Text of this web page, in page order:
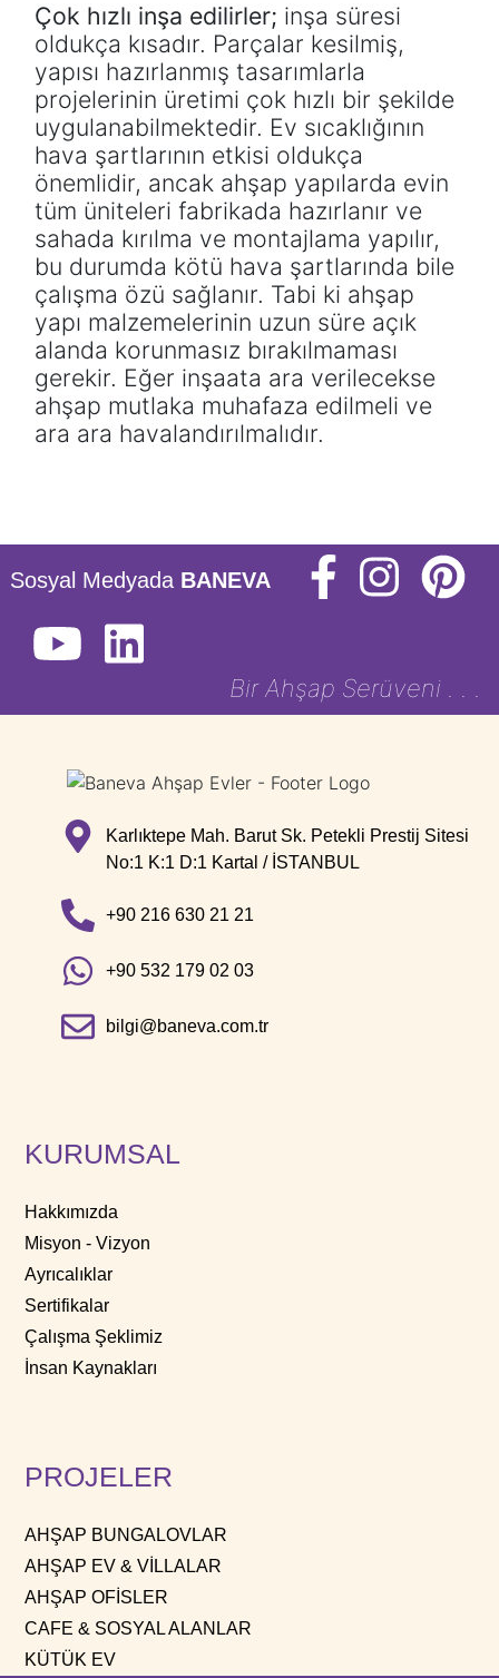
Çok hızlı inşa edilirler; inşa süresi
oldukça kısadır. Parçalar kesilmiş,
yapısı hazırlanmış tasarımlarla
projelerinin üretimi çok hızlı bir şekilde
uygulanabilmektedir. Ev sıcaklığının
hava şartlarının etkisi oldukça
önemlidir, ancak ahşap yapılarda evin
tüm üniteleri fabrikada hazırlanır ve
sahada kırılma ve montajlama yapılır,
bu durumda kötü hava şartlarında bile
çalışma özü sağlanır. Tabi ki ahşap
yapı malzemelerinin uzun süre açık
alanda korunmasız bırakılmaması
gerekir. Eğer inşaata ara verilecekse
ahşap mutlaka muhafaza edilmeli ve
ara ara havalandırılmalıdır.
Sosyal Medyada BANEVA
Bir Ahşap Serüveni . . .
Karlıktepe Mah. Barut Sk. Petekli Prestij Sitesi
No:1 K:1 D:1 Kartal / İSTANBUL
+90 216 630 21 21
+90 532 179 02 03
bilgi@baneva.com.tr
KURUMSAL
Hakkımızda
Misyon - Vizyon
Ayrıcalıklar
Sertifikalar
Çalışma Şeklimiz
İnsan Kaynakları
PROJELER
AHŞAP BUNGALOVLAR
AHŞAP EV & VİLLALAR
AHŞAP OFİSLER
CAFE & SOSYAL ALANLAR
KÜTÜK EV